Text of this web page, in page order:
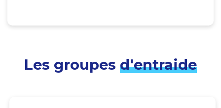
Les groupes d'entraide